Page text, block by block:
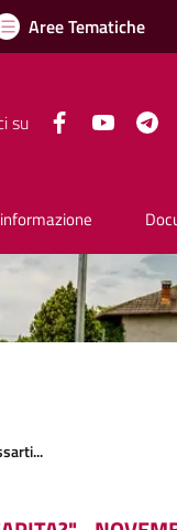
Aree Tematiche
su FacebookYouTube